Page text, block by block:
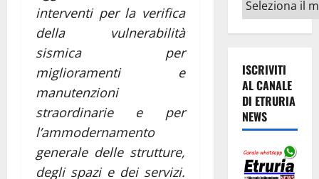
interventi per la verifica
della vulnerabilità
sismica per
miglioramenti e
manutenzioni
straordinarie e per
l’ammodernamento
generale delle strutture,
degli spazi e dei servizi.
ISCRIVITI
AL CANALE
DI ETRURIA
NEWS